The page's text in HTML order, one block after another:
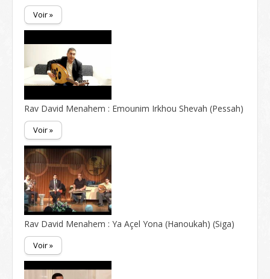
Voir »
Rav David Menahem : Emounim Irkhou Shevah (Pessah)
Voir »
Rav David Menahem : Ya Açel Yona (Hanoukah) (Siga)
Voir »